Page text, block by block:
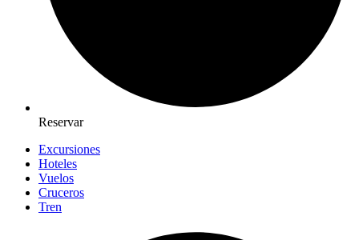
Reservar
Excursiones
Hoteles
Vuelos
Cruceros
Tren